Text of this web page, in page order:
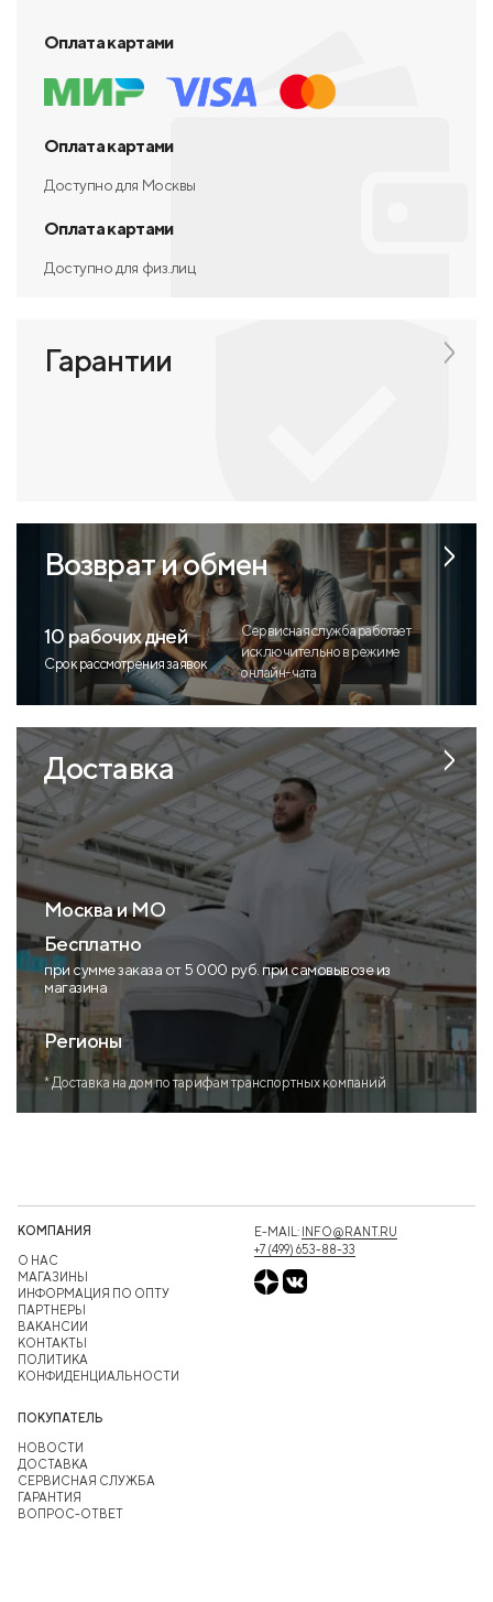
Оплата картами
Оплата картами
Доступно для Москвы
Оплата картами
Доступно для физ.лиц
Гарантии
Возврат и обмен
10 рабочих дней
Срок рассмотрения заявок
Сервисная служба работает
исключительно в режиме
онлайн-чата
Доставка
Москва и МО
Бесплатно
при сумме заказа от 5 000 руб. при самовывозе из
магазина
Регионы
* Доставка на дом по тарифам транспортных компаний
КОМПАНИЯ
О НАС
МАГАЗИНЫ
ИНФОРМАЦИЯ ПО ОПТУ
ПАРТНЕРЫ
ВАКАНСИИ
КОНТАКТЫ
ПОЛИТИКА
КОНФИДЕНЦИАЛЬНОСТИ
ПОКУПАТЕЛЬ
НОВОСТИ
ДОСТАВКА
СЕРВИСНАЯ СЛУЖБА
ГАРАНТИЯ
ВОПРОС-ОТВЕТ
E-MAIL: INFO@RANT.RU
+7 (499) 653-88-33